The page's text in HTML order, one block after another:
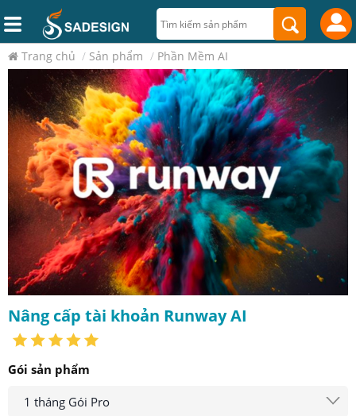
Trang chủ / Sản phẩm / Phần Mềm AI
Nâng cấp tài khoản Runway AI
Gói sản phẩm
1 tháng Gói Pro